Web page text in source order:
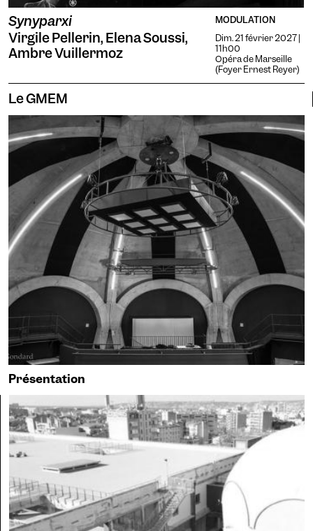
Synyparxi
Virgile Pellerin, Elena Soussi,
Ambre Vuillermoz
MODULATION
Dim. 21 février 2027 |
11h00
Opéra de Marseille
(Foyer Ernest Reyer)
Le GMEM
Présentation